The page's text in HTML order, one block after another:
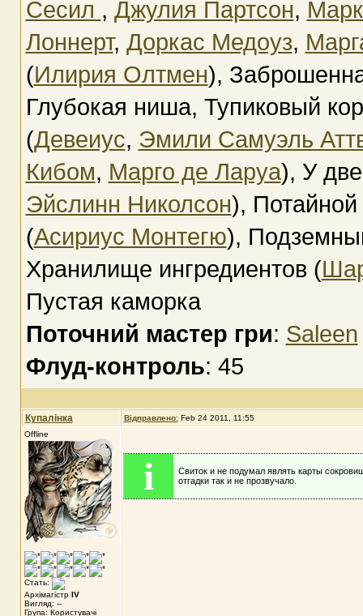
Сесил , Джулия Партсон,
Лоннерт, Доркас Медоуз,
(Илирия Олтмен),
Глубокая ниша, Тупиковый
(Девеиус, Эмили Самуэль
Кибом, Марго де Ларуа), У
Эйслинн Николсон),
(Асириус Монтегю),
Хранилище ингредиентов (
Пустая каморка
Поточний мастер гри: Saleen
Флуд-контроль: 45
Купалінка Відправлено: Feb 24 2011, 11:55
Offline
Стать:
Архімагістр IV
Вигляд: --
Група: Користувачі
i
Свиток и не подумал являть карты
отгадки так и не прозвучало.